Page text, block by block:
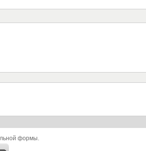
формы.